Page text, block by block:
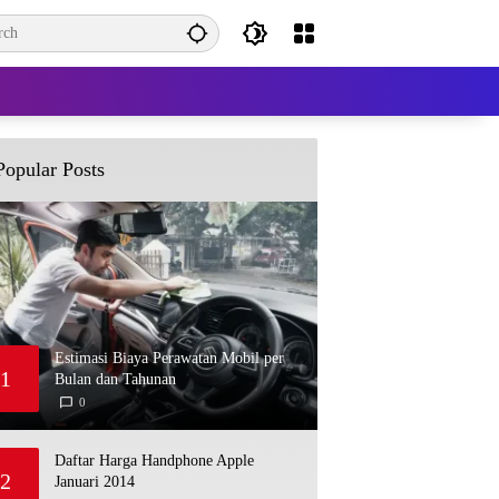
Posts
1
Estimasi Biaya Perawatan Mobil per
Bulan dan Tahunan
M
Y
,
2
0
0
2
Daftar Harga Handphone Apple
Januari 2014